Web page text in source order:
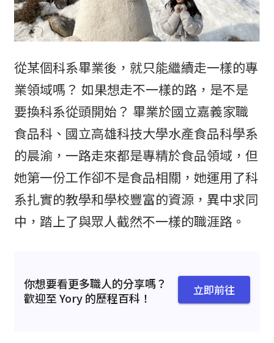
從某個科系畢業後，就只能繼續走一樣的專
業領域嗎？ 如果想走不一樣的路，是不是
要換科系從頭開始？ 畢業於國立嘉義家職
食品科、國立高雄科技大學水產食品科學系
的晨渝，一路走來都是專精於食品領域，但
她第一份工作卻不是食品相關，她運用了科
系扎實的教學和學校豐富的資源，異中求同
中，踏上了與眾人截然不一樣的職涯路。
你想要看更多職人的分享嗎？
歡迎至 Yory 的歷程百科！
立即前往